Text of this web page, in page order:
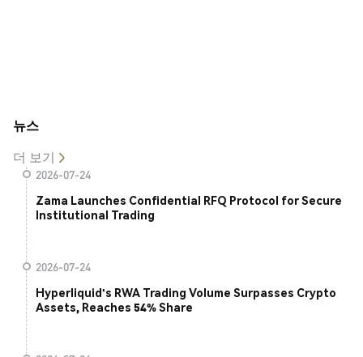
뉴스
더 보기
2026-07-24
Zama Launches Confidential RFQ Protocol for Secure
Institutional Trading
2026-07-24
Hyperliquid's RWA Trading Volume Surpasses Crypto
Assets, Reaches 54% Share